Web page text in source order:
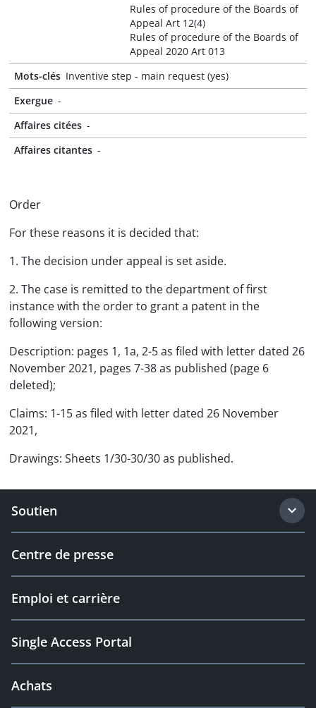
Rules of procedure of the Boards of
Appeal Art 12(4)
Rules of procedure of the Boards of
Appeal 2020 Art 013
Mots-clés Inventive step - main request (yes)
Exergue -
Affaires citées -
Affaires citantes -
Order
For these reasons it is decided that:
1. The decision under appeal is set aside.
2. The case is remitted to the department of first
instance with the order to grant a patent in the
following version:
Description: pages 1, 1a, 2-5 as filed with letter dated 26
November 2021, pages 7-38 as published (page 6
deleted);
Claims: 1-15 as filed with letter dated 26 November
2021,
Drawings: Sheets 1/30-30/30 as published.
Soutien
Centre de presse
Emploi et carrière
Single Access Portal
Achats